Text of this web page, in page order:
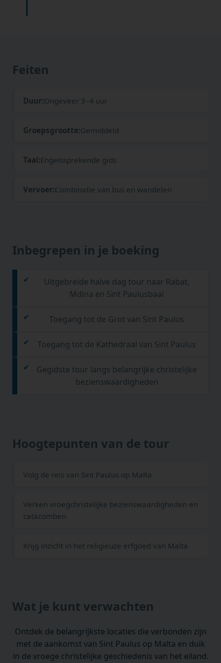
Feiten
Duur:Ongeveer 3–4 uur
Groepsgrootte:Gemiddeld
Taal:Engelssprekende gids
Vervoer:Combinatie van bus en wandelen
Inbegrepen in je boeking
Uitgebreide halve dag tour naar Rabat,
Mdina en Sint Paulusbaai
Toegang tot de Grot van Sint Paulus
Toegang tot de Kathedraal van Sint Paulus
Gegidste tour langs belangrijke christelijke
bezienswaardigheden
Hoogtepunten van de tour
Volg de reis van Sint Paulus op Malta
Verken vroegchristelijke bezienswaardigheden en
catacomben
Krijg inzicht in het religieuze erfgoed van Malta
Wat je kunt verwachten
Ontdek de belangrijkste locaties die verbonden zijn
met de aankomst van Sint Paulus op Malta en duik
in de vroege christelijke geschiedenis van het eiland.